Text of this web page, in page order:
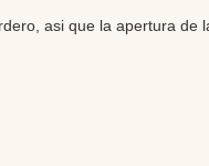
asi que la apertura